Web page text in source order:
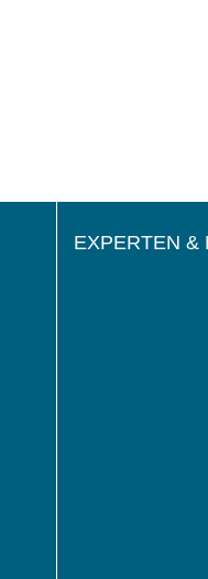
EXPERTEN &